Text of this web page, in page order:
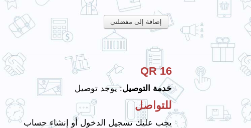
إضافة إلى مفضلتي
16 QR
خدمة التوصيل: يوجد توصيل
للتواصل
يجب عليك تسجيل الدخول أو إنشاء حساب